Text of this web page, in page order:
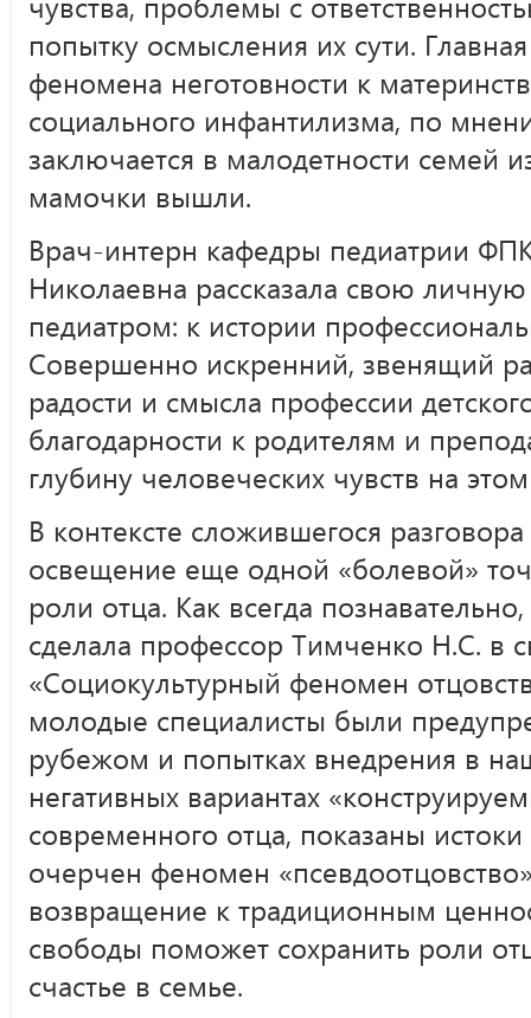
попытку осмысления их сути.
феномена неготовности к
социального инфантилизма, по
заключается в малодетности семей
мамочки вышли.
Врач-интерн кафедры педиатрии
Николаевна рассказала свою
педиатром: к истории
Совершенно искренний, звенящий
радости и смысла профессии
благодарности к родителям и
глубину человеческих чувств на
В контексте сложившегося
освещение еще одной «болевой»
роли отца. Как всегда
сделала профессор Тимченко Н.С. в
«Социокультурный феномен
молодые специалисты были
рубежом и попытках внедрения в
негативных вариантах
современного отца, показаны
очерчен феномен
возвращение к традиционным
свободы поможет сохранить роли
счастье в семье.